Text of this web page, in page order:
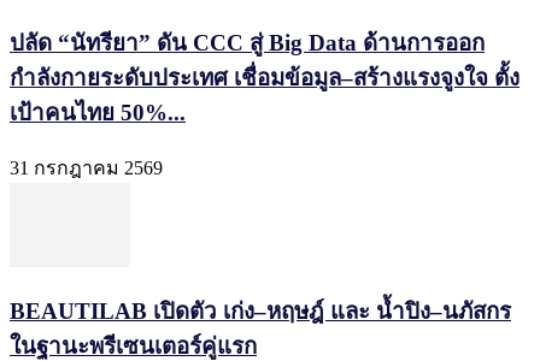
ปลัด “นัทรียา” ดัน CCC สู่ Big Data ด้านการออก
กำลังกายระดับประเทศ เชื่อมข้อมูล–สร้างแรงจูงใจ ตั้ง
เป้าคนไทย 50%...
31 กรกฎาคม 2569
BEAUTILAB เปิดตัว เก่ง–หฤษฎ์ และ น้ำปิง–นภัสกร
ในฐานะพรีเซนเตอร์คู่แรก